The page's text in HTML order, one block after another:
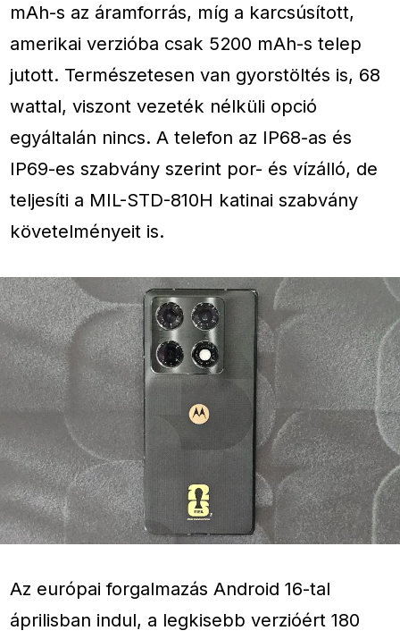
mAh-s az áramforrás, míg a karcsúsított,
amerikai verzióba csak 5200 mAh-s telep
jutott. Természetesen van gyorstöltés is, 68
wattal, viszont vezeték nélküli opció
egyáltalán nincs. A telefon az IP68-as és
IP69-es szabvány szerint por- és vízálló, de
teljesíti a MIL-STD-810H katinai szabvány
követelményeit is.
Az európai forgalmazás Android 16-tal
áprilisban indul, a legkisebb verzióért 180